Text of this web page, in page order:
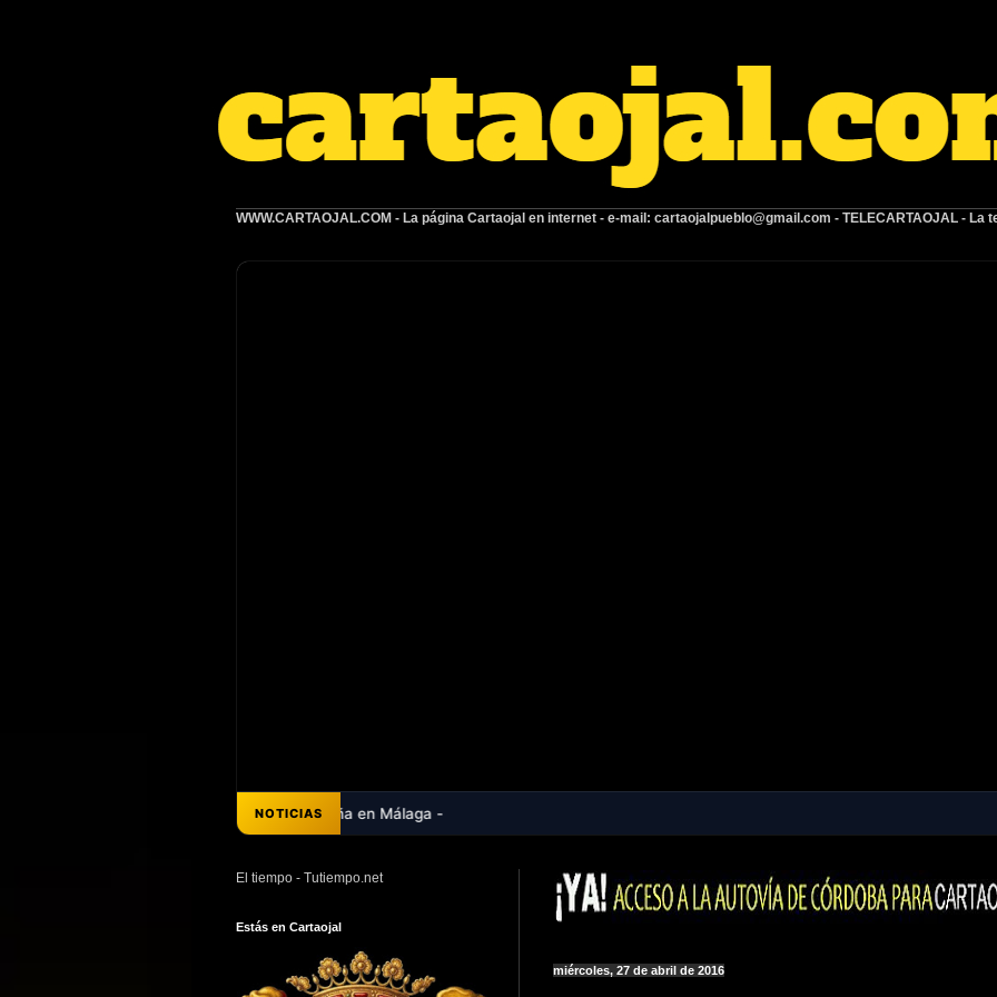
WWW.CARTAOJAL.COM - La página Cartaojal en internet - e-mail: cartaojalpueblo@gmail.com - TELECARTAOJAL - La
NOTICIAS
miércoles, 27 de abril de 2016
El tiempo - Tutiempo.net
Estás en Cartaojal